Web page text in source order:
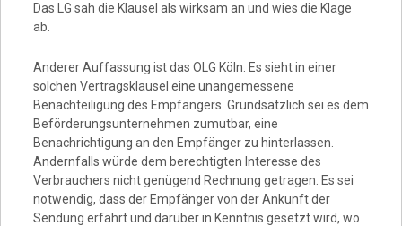
Das LG sah die Klausel als wirksam an und wies die Klage
ab.
Anderer Auffassung ist das OLG Köln. Es sieht in einer
solchen Vertragsklausel eine unangemessene
Benachteiligung des Empfängers. Grundsätzlich sei es dem
Beförderungsunternehmen zumutbar, eine
Benachrichtigung an den Empfänger zu hinterlassen.
Andernfalls würde dem berechtigten Interesse des
Verbrauchers nicht genügend Rechnung getragen. Es sei
notwendig, dass der Empfänger von der Ankunft der
Sendung erfährt und darüber in Kenntnis gesetzt wird, wo